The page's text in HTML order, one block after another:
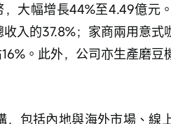
，大幅增長44%至4.49億元
入的37.8%；家商兩用意式
。此外，公司亦生產磨豆
，包括內地與海外市場、線